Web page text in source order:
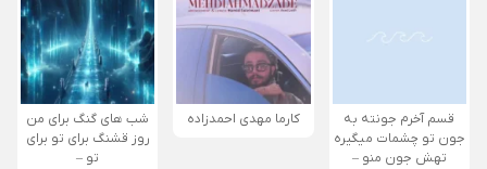
قسم آخرم جونته به
جون تو چشمات میگیره
تهش جون منو –
کارما مهدی احمدزاده
شب های گنگ برای من
روز قشنگ برای تو برای
تو –